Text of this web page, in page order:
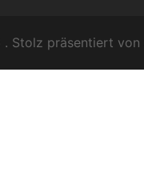
Stolz präsentiert von